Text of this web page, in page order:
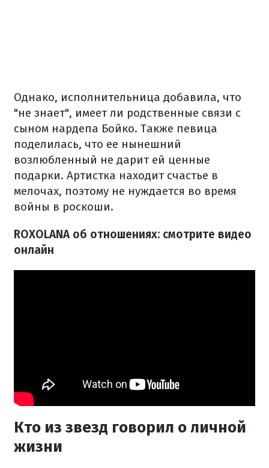
Однако, исполнительница добавила, что
"не знает", имеет ли родственные связи с
сыном нардепа Бойко. Также певица
поделилась, что ее нынешний
возлюбленный не дарит ей ценные
подарки. Артистка находит счастье в
мелочах, поэтому не нуждается во время
войны в роскоши.
ROXOLANA об отношениях: смотрите видео
онлайн
Кто из звезд говорил о личной
жизни